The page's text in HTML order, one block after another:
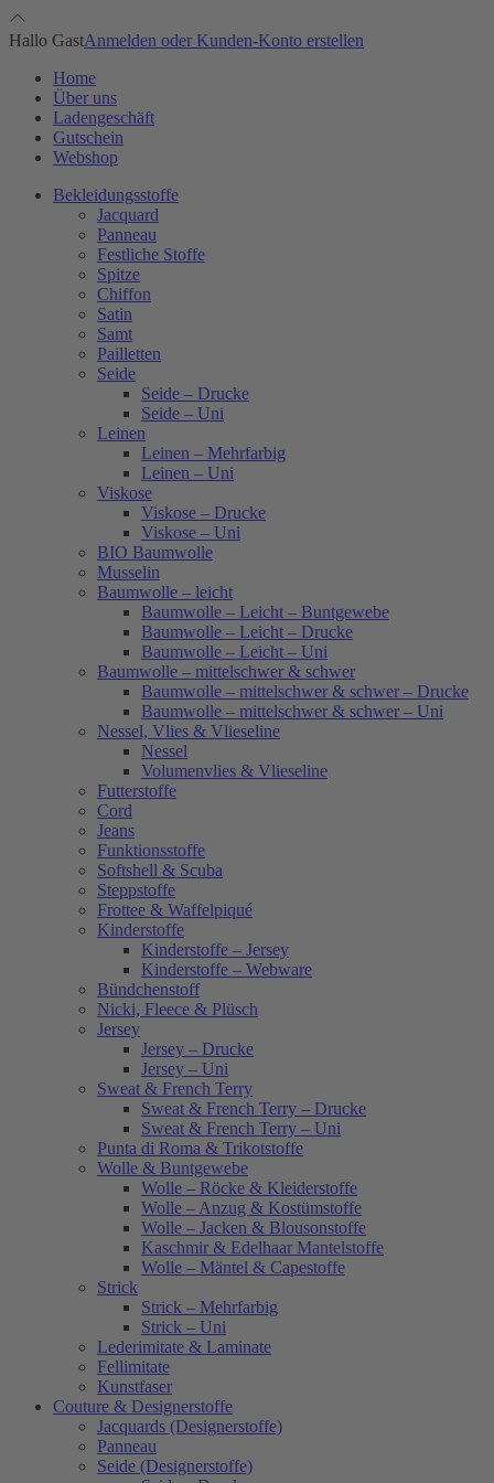
Hallo GastAnmelden oder Kunden-Konto erstellen
Home
Über uns
Ladengeschäft
Gutschein
Webshop
Bekleidungsstoffe
Jacquard
Panneau
Festliche Stoffe
Spitze
Chiffon
Satin
Samt
Pailletten
Seide
Seide – Drucke
Seide – Uni
Leinen
Leinen – Mehrfarbig
Leinen – Uni
Viskose
Viskose – Drucke
Viskose – Uni
BIO Baumwolle
Musselin
Baumwolle – leicht
Baumwolle – Leicht – Buntgewebe
Baumwolle – Leicht – Drucke
Baumwolle – Leicht – Uni
Baumwolle – mittelschwer & schwer
Baumwolle – mittelschwer & schwer – Drucke
Baumwolle – mittelschwer & schwer – Uni
Nessel, Vlies & Vlieseline
Nessel
Volumenvlies & Vlieseline
Futterstoffe
Cord
Jeans
Funktionsstoffe
Softshell & Scuba
Steppstoffe
Frottee & Waffelpiqué
Kinderstoffe
Kinderstoffe – Jersey
Kinderstoffe – Webware
Bündchenstoff
Nicki, Fleece & Plüsch
Jersey
Jersey – Drucke
Jersey – Uni
Sweat & French Terry
Sweat & French Terry – Drucke
Sweat & French Terry – Uni
Punta di Roma & Trikotstoffe
Wolle & Buntgewebe
Wolle – Röcke & Kleiderstoffe
Wolle – Anzug & Kostümstoffe
Wolle – Jacken & Blousonstoffe
Kaschmir & Edelhaar Mantelstoffe
Wolle – Mäntel & Capestoffe
Strick
Strick – Mehrfarbig
Strick – Uni
Lederimitate & Laminate
Fellimitate
Kunstfaser
Couture & Designerstoffe
Jacquards (Designerstoffe)
Panneau
Seide (Designerstoffe)